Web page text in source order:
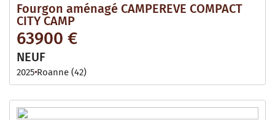
Fourgon aménagé CAMPEREVE COMPACT
CITY CAMP
63900 €
NEUF
2025 Roanne (42)